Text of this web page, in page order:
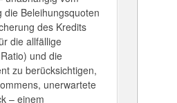
Beleihungsquoten
des Kredits
die allfällige
und die
zu berücksichtigen,
unerwartete
– einem